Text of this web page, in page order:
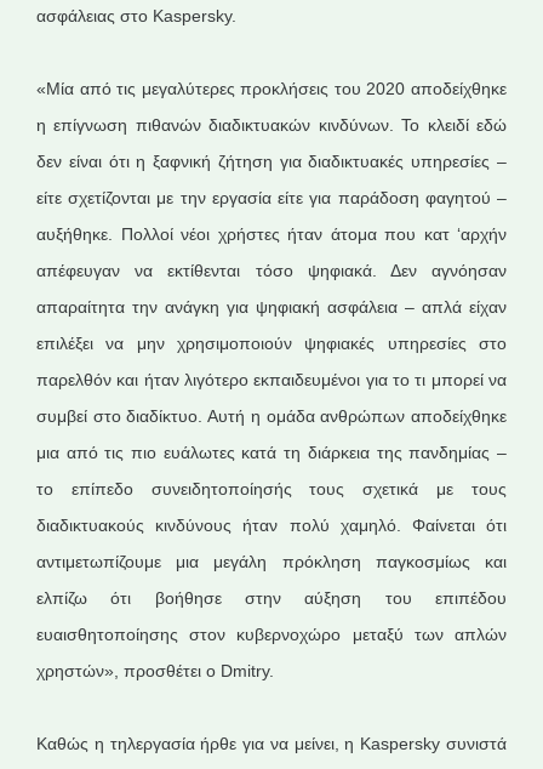
ασφάλειας στο Kaspersky.
«Μία από τις μεγαλύτερες προκλήσεις του 2020 αποδείχθηκε
η επίγνωση πιθανών διαδικτυακών κινδύνων. Το κλειδί εδώ
δεν είναι ότι η ξαφνική ζήτηση για διαδικτυακές υπηρεσίες –
είτε σχετίζονται με την εργασία είτε για παράδοση φαγητού –
αυξήθηκε. Πολλοί νέοι χρήστες ήταν άτομα που κατ ‘αρχήν
απέφευγαν να εκτίθενται τόσο ψηφιακά. Δεν αγνόησαν
απαραίτητα την ανάγκη για ψηφιακή ασφάλεια – απλά είχαν
επιλέξει να μην χρησιμοποιούν ψηφιακές υπηρεσίες στο
παρελθόν και ήταν λιγότερο εκπαιδευμένοι για το τι μπορεί να
συμβεί στο διαδίκτυο. Αυτή η ομάδα ανθρώπων αποδείχθηκε
μια από τις πιο ευάλωτες κατά τη διάρκεια της πανδημίας –
το επίπεδο συνειδητοποίησής τους σχετικά με τους
διαδικτυακούς κινδύνους ήταν πολύ χαμηλό. Φαίνεται ότι
αντιμετωπίζουμε μια μεγάλη πρόκληση παγκοσμίως και
ελπίζω ότι βοήθησε στην αύξηση του επιπέδου
ευαισθητοποίησης στον κυβερνοχώρο μεταξύ των απλών
χρηστών», προσθέτει ο Dmitry.
Καθώς η τηλεργασία ήρθε για να μείνει, η Kaspersky συνιστά